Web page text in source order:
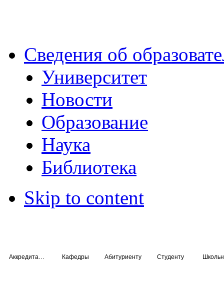
Сведения об
Университет
Новости
Образование
Наука
Библиотека
Skip to content
Кафедры Абитуриенту Студенту